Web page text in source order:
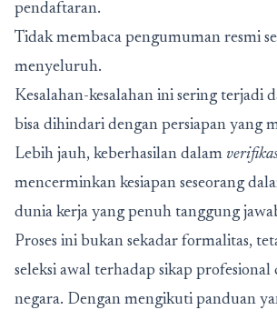
pendaftaran.
Tidak membaca pengumuman resmi
menyeluruh.
Kesalahan-kesalahan ini sering terjadi
bisa dihindari dengan persiapan yang
Lebih jauh, keberhasilan dalam
mencerminkan kesiapan seseorang
dunia kerja yang penuh tanggung
Proses ini bukan sekadar formalitas,
seleksi awal terhadap sikap
negara. Dengan mengikuti panduan